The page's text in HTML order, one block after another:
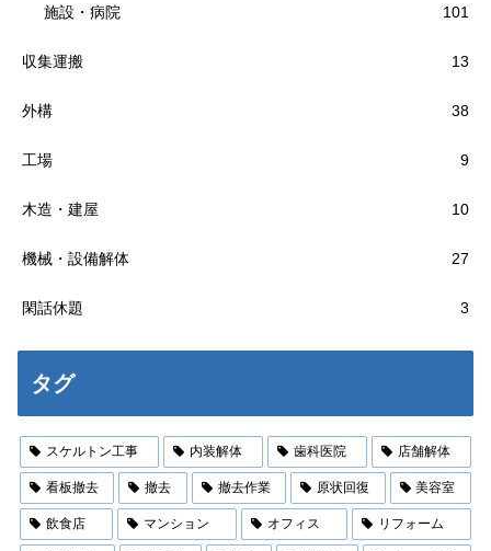
施設・病院 101
収集運搬 13
外構 38
工場 9
木造・建屋 10
機械・設備解体 27
閑話休題 3
タグ
スケルトン工事 内装解体 歯科医院 店舗解体
看板撤去 撤去 撤去作業 原状回復 美容室
飲食店 マンション オフィス リフォーム